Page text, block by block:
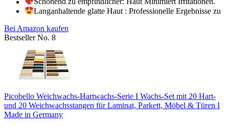
Langanhaltende glatte Haut : Professionelle Ergebnisse zu
Bei Amazon kaufen
Bestseller No. 8
Picobello Weichwachs-Hartwachs-Serie I Wachs-Set mit 20 Hart-
und 20 Weichwachsstangen für Laminat, Parkett, Möbel & Türen I
Made in Germany